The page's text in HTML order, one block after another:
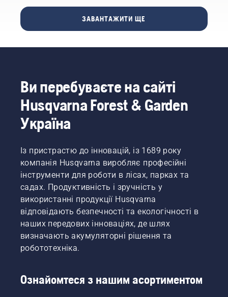
доволі
Вудман
роботи
ланцюговою
пилкою
складних
Розчищення
ділянок
після
урагану –
небезпечна
справа.
Займатися
цим
мають
лише
кваліфіковані
«Я
бачив
вам
вибрати
тип
історія
компанії,
Швеція.
чому.
Що ж,
почнемо
своїм
і
розробкам
ми
досягли
бажаної
мети –
забезпечили
вам
змогу
можливого
ЗАВАНТАЖИТИ ЩЕ
Ви перебуваєте на сайті
Husqvarna Forest & Garden
Україна
Із пристрастю до інновацій, із 1689 року
компанія Husqvarna виробляє професійні
інструменти для роботи в лісах, парках та
садах. Продуктивність і зручність у
використанні продукції Husqvarna
відповідають безпечності та екологічності в
наших передових інноваціях, де шлях
визначають акумуляторні рішення та
робототехніка.
Ознайомтеся з нашим асортиментом